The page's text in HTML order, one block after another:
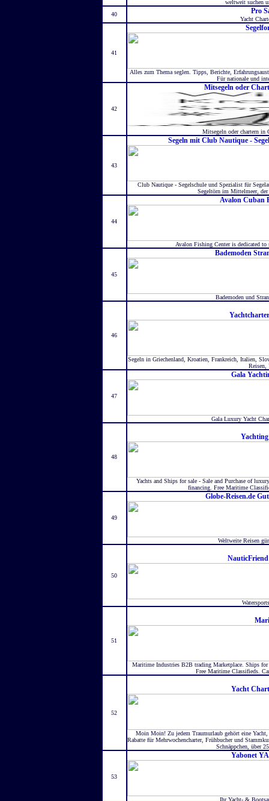
weltweit suchen
40
Pro
Yacht
41
Alles zum Thema seglen. Tipps, Berichte,
Für nationale und
42
Mitsegeln oder
Mitsegeln oder chartern in
43
Segeln mit Club Nautique -
Club Nautique - Segelschule und Spezialist für
Segeltörn im Mittelmeer,
44
Avalon Cuban
Avalon Fishing Center is dedicated
45
Bademoden
Bademoden und
46
Segeln in Griechenland, Kroatien, Frankreich, Italien,
Reisen,
47
Gala
Gala Luxury Yacht
48
Yachts and Ships for sale - Sale and Purchase of
financing. Free Maritime
49
Globe-Reisen.de
Weltweite Reisen
50
51
Maritime Industries B2B trading Marketplace. Ships
Free Maritime Classifieds.
52
Yacht
Moin Moin! Zu jedem Traumurlaub gehört eine
Rabatte für Mehrwochencharter, Frühbucher und
Schnäppchen, über
53
Yabonet
Ihr Yacht- &